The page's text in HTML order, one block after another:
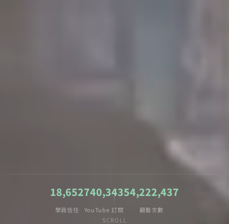
18,652
學員信任
740,343
YouTube 訂閱
54,222,437
觀看次數
SCROLL